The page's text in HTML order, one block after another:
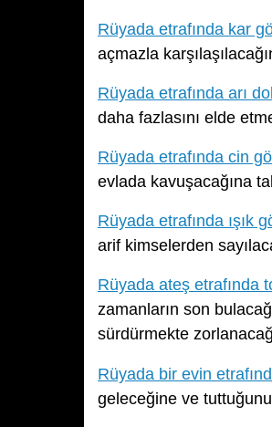
Rüyada etrafında kar
açmazla
Rüyada etrafında arı
daha fazlasını elde
Rüyada etrafında cin
evlada kavuşacağına
Rüyada etrafında ışık
arif kimselerden
Rüyada ateş etrafında
zamanların son
sürdürmekte
Rüyada bir evin
geleceğine ve